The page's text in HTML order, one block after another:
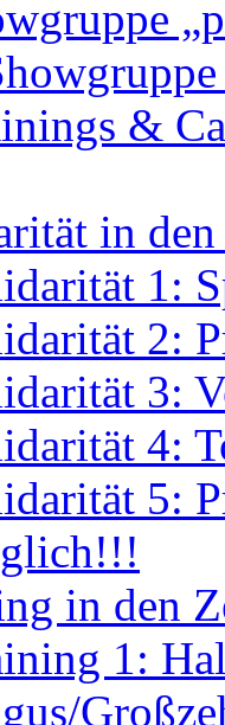
in
1:
2:
3:
4:
5:
in den
1:
2: